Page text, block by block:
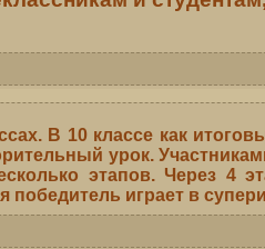
В 10 классе как
урок.
этапов. Через 4
играет в